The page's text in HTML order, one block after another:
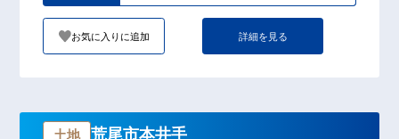
お気に入りに追加 詳細を見る
土地 荒尾市本井手